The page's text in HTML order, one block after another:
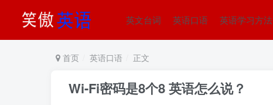
英文台词 英语口语 英语学习方法
首页 英语口语 正文
Wi-Fi密码是8个8 英语怎么说？